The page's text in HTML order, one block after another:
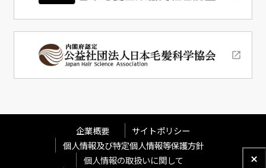
企業概要
サイトポリシー
個人情報及び特定個人情報等保護方針
個人情報の取扱いに関して